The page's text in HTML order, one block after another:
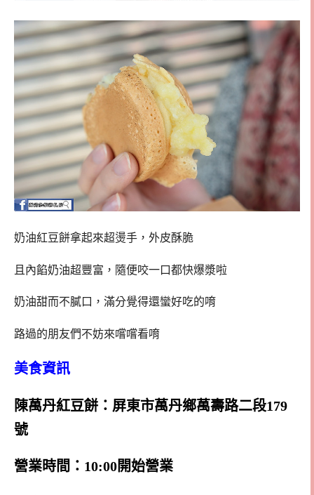
奶油紅豆餅拿起來超燙手，外皮酥脆
且內餡奶油超豐富，隨便咬一口都快爆漿啦
奶油甜而不膩口，滿分覺得還蠻好吃的唷
路過的朋友們不妨來嚐嚐看唷
美食資訊
陳萬丹紅豆餅：屏東市萬丹鄉萬壽路二段179
號
營業時間：10:00開始營業